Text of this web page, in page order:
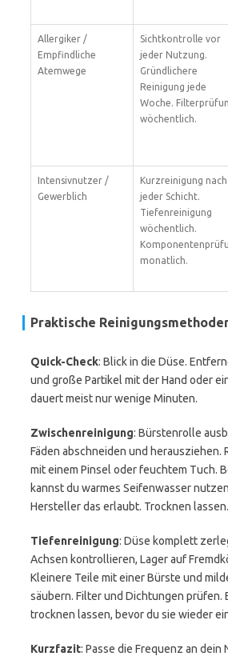
Allergiker /
Empfindliche
Atemwege
Sichtkontrolle vor
jeder Nutzung.
Gründlichere
Reinigung jede
Woche.
wöchentlich.
Intensivnutzer /
Gewerblich
Kurzreinigung nach
jeder Schicht.
Tiefenreinigung
wöchentlich.
monatlich.
Praktische
Quick-Check: Blick in die Düse.
und große Partikel mit der Hand oder
dauert meist nur wenige Minuten.
Zwischenreinigung: Bürstenrolle
Fäden abschneiden und herausziehen.
mit einem Pinsel oder feuchtem Tuch.
kannst du warmes Seifenwasser
Hersteller das erlaubt. Trocknen lassen.
Tiefenreinigung: Düse komplett
Achsen kontrollieren, Lager auf
Kleinere Teile mit einer Bürste und
säubern. Filter und Dichtungen prüfen.
trocknen lassen, bevor du sie wieder
Kurzfazit: Passe die Frequenz an